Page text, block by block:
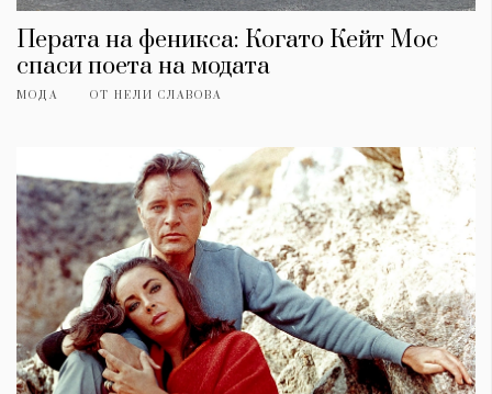
Перата на феникса: Когато Кейт Мос
спаси поета на модата
МОДА ОТ НЕЛИ СЛАВОВА